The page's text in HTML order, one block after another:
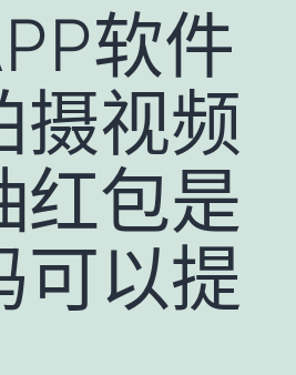
软件
摄视频
红包是
可以提